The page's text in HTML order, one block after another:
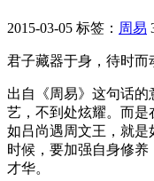
2015-03-05 标签： 周易
君子藏器于身，待时而
出自《周易》这句话
艺，不到处炫耀。而是
如吕尚遇周文王，就
时候，要加强自身修
才华。